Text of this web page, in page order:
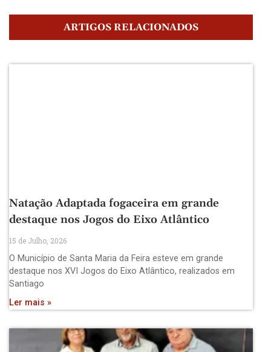
ARTIGOS RELACIONADOS
Natação Adaptada fogaceira em grande
destaque nos Jogos do Eixo Atlântico
15 de Julho, 2026
O Município de Santa Maria da Feira esteve em grande
destaque nos XVI Jogos do Eixo Atlântico, realizados em
Santiago
Ler mais »